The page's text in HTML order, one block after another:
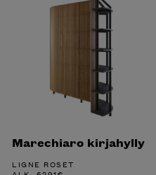
Marechiaro kirjahylly
LIGNE ROSET